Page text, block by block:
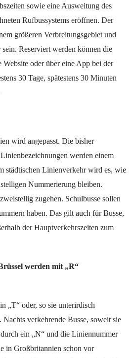
sowie eine Ausweitung des
Rufbussystems eröffnen. Der
größeren Verbreitungsgebiet und
Reserviert werden können die
Website oder über eine App bei der
30 Tage, spätestens 30 Minuten
wird angepasst. Die bisher
werden einem
städtischen Linienverkehr wird es, wie
Nummerierung bleiben.
zugehen. Schulbusse sollen
haben. Das gilt auch für Busse,
der Hauptverkehrszeiten zum
werden mit „R“
„T“ oder, so sie unterirdisch
verkehrende Busse, soweit sie
ein „N“ und die Liniennummer
in Großbritannien schon vor